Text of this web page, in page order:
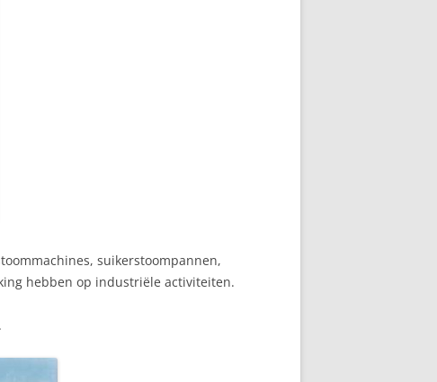
suikerstoompannen,
hebben op industriële activiteiten.